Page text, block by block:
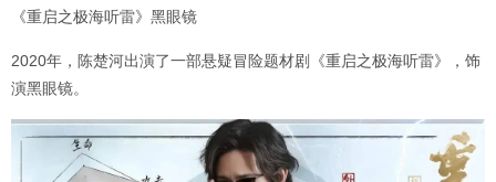
《重启之极海听雷》黑眼镜
2020年，陈楚河出演了一部悬疑冒险题材剧《重启之极海听雷》，饰
演黑眼镜。